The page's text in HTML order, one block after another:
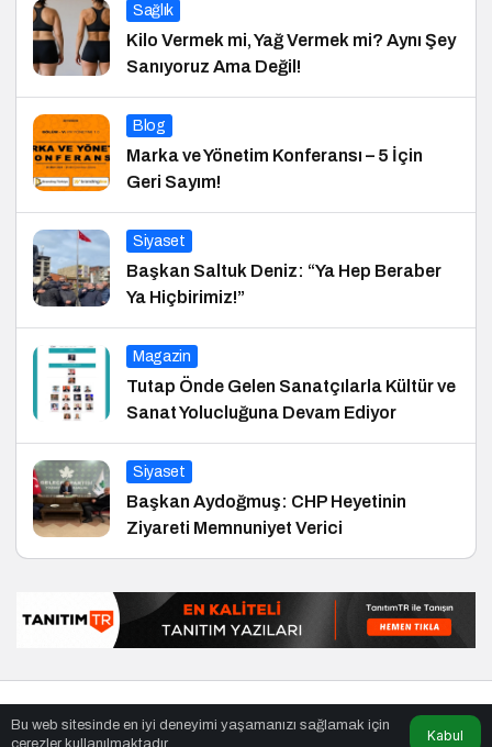
Sağlık
Kilo Vermek mi, Yağ Vermek mi? Aynı Şey
Sanıyoruz Ama Değil!
Blog
Marka ve Yönetim Konferansı – 5 İçin
Geri Sayım!
Siyaset
Başkan Saltuk Deniz: “Ya Hep Beraber
Ya Hiçbirimiz!”
Magazin
Tutap Önde Gelen Sanatçılarla Kültür ve
Sanat Yolucluğuna Devam Ediyor
Siyaset
Başkan Aydoğmuş: CHP Heyetinin
Ziyareti Memnuniyet Verici
Bu web sitesinde en iyi deneyimi yaşamanızı sağlamak için
çerezler kullanılmaktadır.
Kabul
en iyiler
listesi ,bihaber, sağlıklı